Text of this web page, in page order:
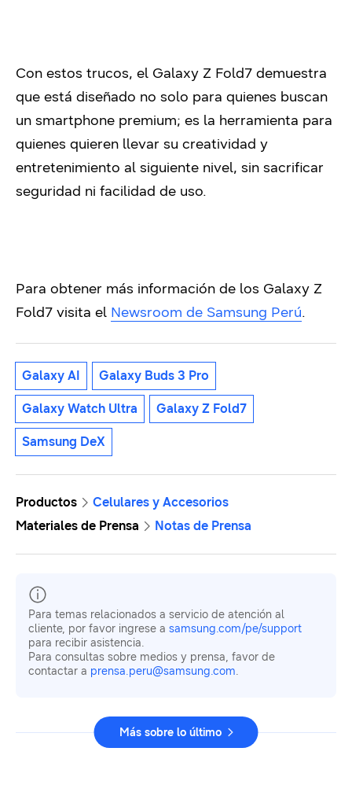
Con estos trucos, el Galaxy Z Fold7 demuestra
que está diseñado no solo para quienes buscan
un smartphone premium; es la herramienta para
quienes quieren llevar su creatividad y
entretenimiento al siguiente nivel, sin sacrificar
seguridad ni facilidad de uso.
Para obtener más información de los Galaxy Z
Fold7 visita el Newsroom de Samsung Perú.
Galaxy AI Galaxy Buds 3 Pro
Galaxy Watch Ultra Galaxy Z Fold7
Samsung DeX
Productos
Celulares y Accesorios
Materiales de Prensa
Notas de Prensa
Para temas relacionados a servicio de atención al
cliente, por favor ingrese a samsung.com/pe/support
para recibir asistencia.
Para consultas sobre medios y prensa, favor de
contactar a prensa.peru@samsung.com.
Más sobre lo último